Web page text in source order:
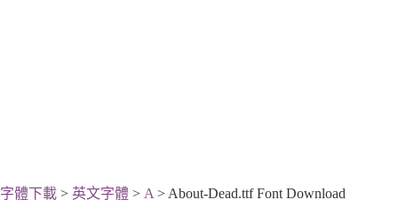
字體下載 > 英文字體 > A > About-Dead.ttf Font Download